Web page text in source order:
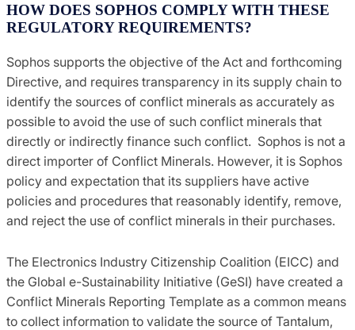
HOW DOES SOPHOS COMPLY WITH THESE
REGULATORY REQUIREMENTS?
Sophos supports the objective of the Act and forthcoming
Directive, and requires transparency in its supply chain to
identify the sources of conflict minerals as accurately as
possible to avoid the use of such conflict minerals that
directly or indirectly finance such conflict. Sophos is not a
direct importer of Conflict Minerals. However, it is Sophos
policy and expectation that its suppliers have active
policies and procedures that reasonably identify, remove,
and reject the use of conflict minerals in their purchases.
The Electronics Industry Citizenship Coalition (EICC) and
the Global e-Sustainability Initiative (GeSI) have created a
Conflict Minerals Reporting Template as a common means
to collect information to validate the source of Tantalum,